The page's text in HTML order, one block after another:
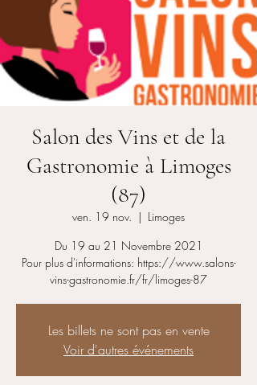
Salon des Vins et de la
Gastronomie à Limoges
(87)
ven. 19 nov.
  |
Limoges
Du 19 au 21 Novembre 2021
Pour plus d'informations: https://www.salons-
vins-gastronomie.fr/fr/limoges-87
Les billets ne sont pas en vente
Voir d'autres événements